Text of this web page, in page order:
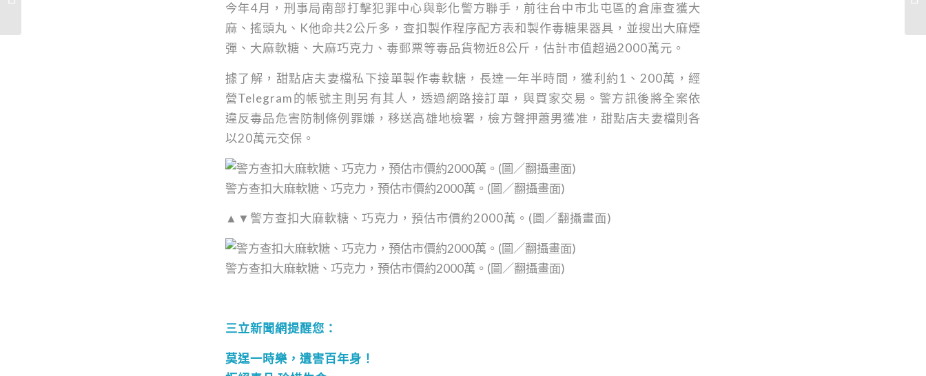
今年4月，刑事局南部打擊犯罪中心與彰化警方聯手，前往台中市北屯區的倉庫查獲大
麻、搖頭丸、K他命共2公斤多，查扣製作程序配方表和製作毒糖果器具，並搜出大麻煙
彈、大麻軟糖、大麻巧克力、毒郵票等毒品貨物近8公斤，估計市值超過2000萬元。
據了解，甜點店夫妻檔私下接單製作毒軟糖，長達一年半時間，獲利約1、200萬，經
營Telegram的帳號主則另有其人，透過網路接訂單，與買家交易。警方訊後將全案依
違反毒品危害防制條例罪嫌，移送高雄地檢署，檢方聲押蕭男獲准，甜點店夫妻檔則各
以20萬元交保。
警方查扣大麻軟糖、巧克力，預估市價約2000萬。(圖／翻攝畫面)
▲▼警方查扣大麻軟糖、巧克力，預估市價約2000萬。(圖／翻攝畫面)
警方查扣大麻軟糖、巧克力，預估市價約2000萬。(圖／翻攝畫面)
三立新聞網提醒您：
莫逞一時樂，遺害百年身！